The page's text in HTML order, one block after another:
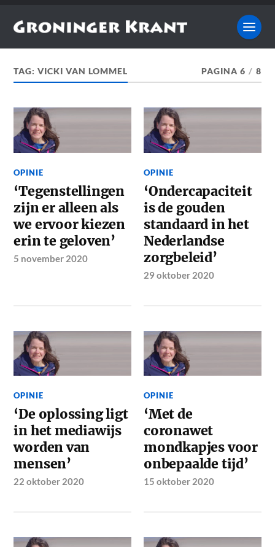
TAG:VICKI VAN LOMMEL PAGINA 6 / 8
OPINIE
‘Tegenstellingen
zijn er alleen als
we ervoor kiezen
erin te geloven’
5 november 2020
OPINIE
‘Ondercapaciteit
is de gouden
standaard in het
Nederlandse
zorgbeleid’
29 oktober 2020
OPINIE
‘De oplossing ligt
in het mediawijs
worden van
mensen’
22 oktober 2020
OPINIE
‘Met de
coronawet
mondkapjes voor
onbepaalde tijd’
15 oktober 2020